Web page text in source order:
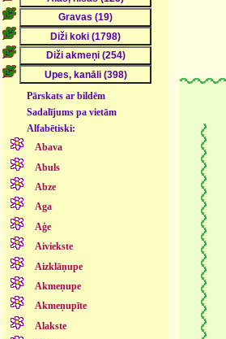
Pārskats ar bildēm
Sadalījums pa vietām
Alfabētiski:
Abava
Abuls
Abze
Aga
Aģe
Aiviekste
Aizklāņupe
Akmeņupe
Akmeņupīte
Alakste